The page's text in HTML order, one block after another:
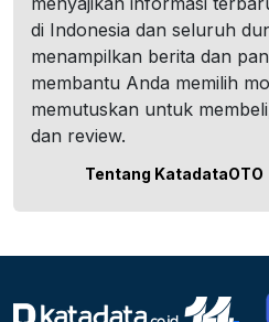
di Indonesia dan seluruh
menampilkan berita dan
membantu Anda memilih
memutuskan untuk
dan review.
Tentang KatadataOTO